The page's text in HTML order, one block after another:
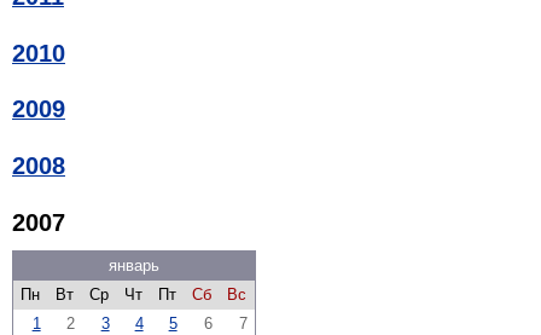
2010
2009
2008
2007
январь
Пн
Вт Ср Чт Пт Сб
Вс
1
2 3 4 5 6
7